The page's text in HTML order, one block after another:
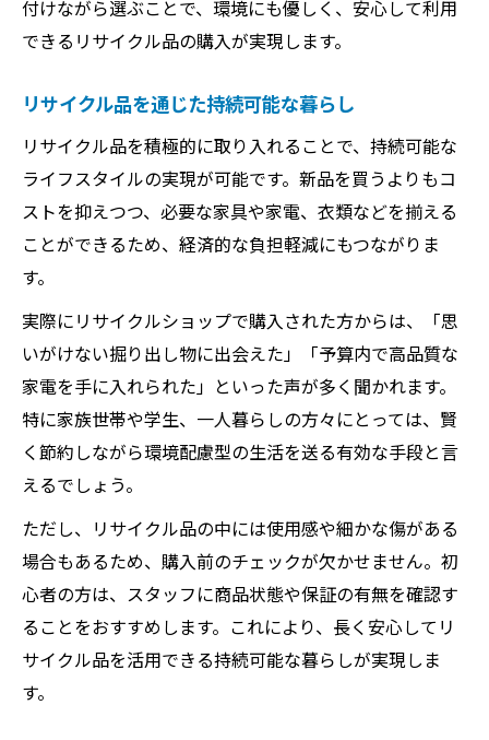
付けながら選ぶことで、環境にも優しく、安心して利用
できるリサイクル品の購入が実現します。
リサイクル品を通じた持続可能な暮らし
リサイクル品を積極的に取り入れることで、持続可能な
ライフスタイルの実現が可能です。新品を買うよりもコ
ストを抑えつつ、必要な家具や家電、衣類などを揃える
ことができるため、経済的な負担軽減にもつながりま
す。
実際にリサイクルショップで購入された方からは、「思
いがけない掘り出し物に出会えた」「予算内で高品質な
家電を手に入れられた」といった声が多く聞かれます。
特に家族世帯や学生、一人暮らしの方々にとっては、賢
く節約しながら環境配慮型の生活を送る有効な手段と言
えるでしょう。
ただし、リサイクル品の中には使用感や細かな傷がある
場合もあるため、購入前のチェックが欠かせません。初
心者の方は、スタッフに商品状態や保証の有無を確認す
ることをおすすめします。これにより、長く安心してリ
サイクル品を活用できる持続可能な暮らしが実現しま
す。